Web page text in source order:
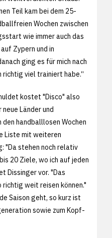
Teil kam bei dem 25-
Wochen zwischen
wie immer auch das
Zypern und in
ging es für mich nach
richtig viel trainiert habe.“
kostet "Disco" also
Länder und
handballlosen Wochen
Liste mit weiteren
"Da stehen noch relativ
20 Ziele, wo ich auf jeden
Dissinger vor. "Das
richtig weit reisen können."
Saison geht, so kurz ist
sowie zum Kopf-